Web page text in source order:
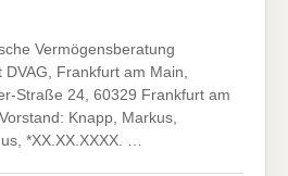
Vermögensberatung
Frankfurt am Main,
Straße 24, 60329 Frankfurt am
Knapp, Markus,
*XX.XX.XXXX. …